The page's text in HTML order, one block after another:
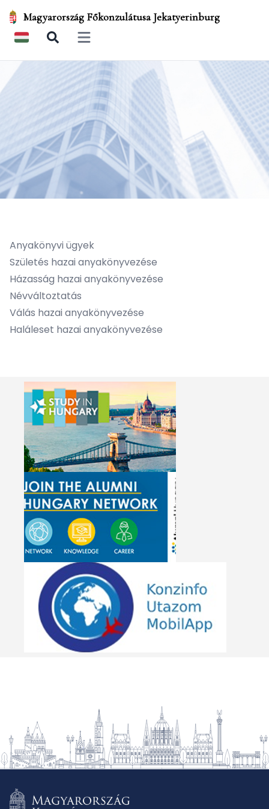
Magyarország Főkonzulátusa Jekatyerinburg
Open main menu
Anyakönyvi ügyek
Születés hazai anyakönyvezése
Házasság hazai anyakönyvezése
Névváltoztatás
Válás hazai anyakönyvezése
Haláleset hazai anyakönyvezése